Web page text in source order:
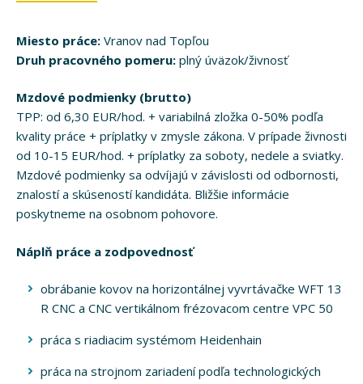
Miesto práce: Vranov nad Topľou
Druh pracovného pomeru: plný úväzok/živnosť
Mzdové podmienky (brutto)
TPP: od 6,30 EUR/hod. + variabilná zložka 0-50% podľa
kvality práce + príplatky v zmysle zákona. V prípade živnosti
od 10-15 EUR/hod. + príplatky za soboty, nedele a sviatky.
Mzdové podmienky sa odvíjajú v závislosti od odbornosti,
znalostí a skúseností kandidáta. Bližšie informácie
poskytneme na osobnom pohovore.
Náplň práce a zodpovednosť
obrábanie kovov na horizontálnej vyvrtávačke WFT 13
R CNC a CNC vertikálnom frézovacom centre VPC 50
práca s riadiacim systémom Heidenhain
práca na strojnom zariadení podľa technologických